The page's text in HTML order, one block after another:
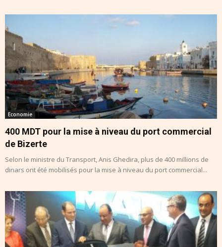
Economie
400 MDT pour la mise à niveau du port commercial
de Bizerte
Selon le ministre du Transport, Anis Ghedira, plus de 400 millions de
dinars ont été mobilisés pour la mise à niveau du port commercial...